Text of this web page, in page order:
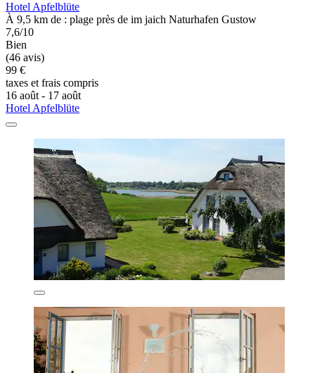
Hotel Apfelblüte
À 9,5 km de : plage près de im jaich Naturhafen Gustow
7,6/10
Bien
(46 avis)
99 €
taxes et frais compris
16 août - 17 août
Hotel Apfelblüte